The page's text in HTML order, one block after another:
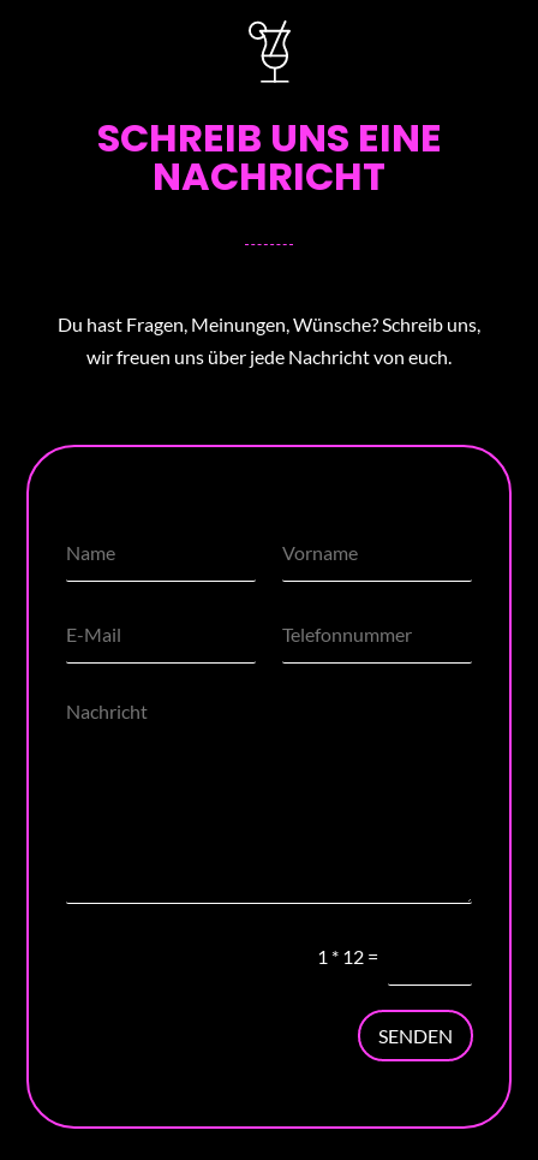
SCHREIB UNS EINE
NACHRICHT
Du hast Fragen, Meinungen, Wünsche? Schreib uns,
wir freuen uns über jede Nachricht von euch.
1 * 12 =
SENDEN